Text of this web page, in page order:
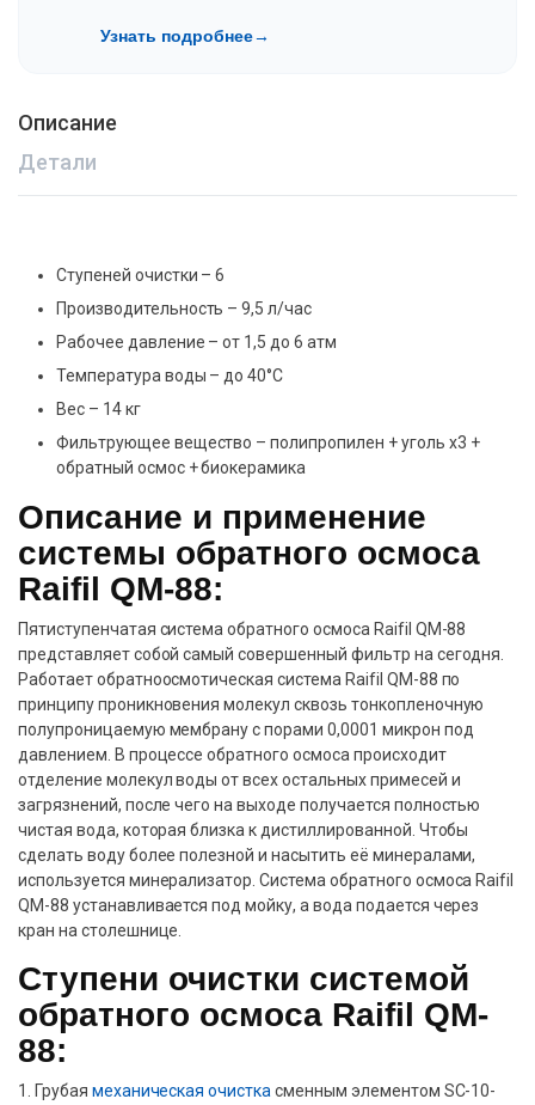
Узнать подробнее→
Описание
Детали
Ступеней очистки – 6
Производительность – 9,5 л/час
Рабочее давление – от 1,5 до 6 атм
Температура воды – до 40°C
Вес – 14 кг
Фильтрующее вещество – полипропилен + уголь х3 +
обратный осмос + биокерамика
Описание и применение
системы обратного осмоса
Raifil QM-88:
Пятиступенчатая система обратного осмоса Raifil QM-88
представляет собой самый совершенный фильтр на сегодня.
Работает обратноосмотическая система Raifil QM-88 по
принципу проникновения молекул сквозь тонкопленочную
полупроницаемую мембрану с порами 0,0001 микрон под
давлением. В процессе обратного осмоса происходит
отделение молекул воды от всех остальных примесей и
загрязнений, после чего на выходе получается полностью
чистая вода, которая близка к дистиллированной. Чтобы
сделать воду более полезной и насытить её минералами,
используется минерализатор. Система обратного осмоса Raifil
QM-88 устанавливается под мойку, а вода подается через
кран на столешнице.
Ступени очистки системой
обратного осмоса Raifil QM-
88:
1. Грубая механическая очистка сменным элементом SC-10-